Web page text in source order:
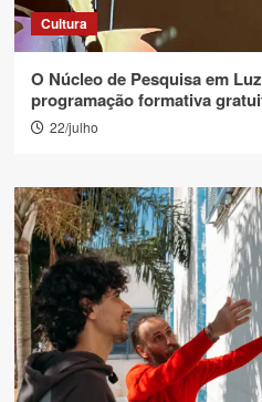
Cultura
O Núcleo de Pesquisa em
programação formativa
22/julho